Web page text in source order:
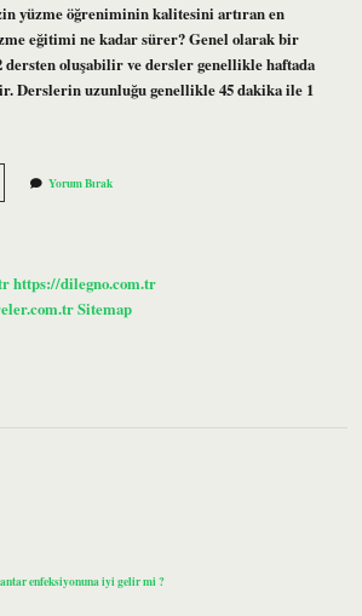
yüzme öğreniminin kalitesini artıran en
eğitimi ne kadar sürer? Genel olarak bir
dersten oluşabilir ve dersler genellikle haftada
Derslerin uzunluğu genellikle 45 dakika ile 1
Yorum Bırak
https://dilegno.com.tr
Sitemap
enfeksiyonuna iyi gelir mi ?